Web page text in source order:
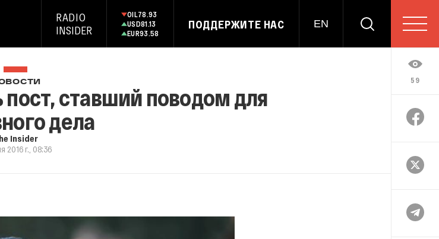
RADIO
INSIDER
OIL78.93
USD81.13
EUR93.58
ПОДДЕРЖИТЕ НАС EN
59
пост, ставший поводом для
дела
Insider
2016 г., 08:36